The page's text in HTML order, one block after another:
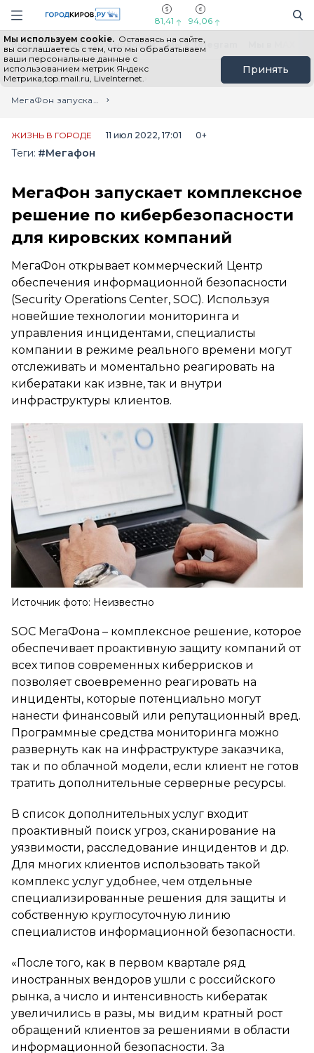
Навигация сайта
81,41 94,06
Мы используем cookie. Оставаясь на сайте,
вы соглашаетесь с тем, что мы обрабатываем
ваши персональные данные с
использованием метрик Яндекс
Метрика,top.mail.ru, LiveInternet.
Принять
Выборы - 2026 Все новости Мы в Telegram
Главная
Лента новостей
МегаФон запускает комплексное решение по кибербезопасности для кировских компаний
ЖИЗНЬ В ГОРОДЕ 11 июл 2022, 17:01 0+
Теги: #Мегафон
МегаФон запускает комплексное
решение по кибербезопасности
для кировских компаний
МегаФон открывает коммерческий Центр
обеспечения информационной безопасности
(Security Operations Center, SOC). Используя
новейшие технологии мониторинга и
управления инцидентами, специалисты
компании в режиме реального времени могут
отслеживать и моментально реагировать на
кибератаки как извне, так и внутри
инфраструктуры клиентов.
Источник фото: Неизвестно
SOC МегаФона – комплексное решение, которое
обеспечивает проактивную защиту компаний от
всех типов современных киберрисков и
позволяет своевременно реагировать на
инциденты, которые потенциально могут
нанести финансовый или репутационный вред.
Программные средства мониторинга можно
развернуть как на инфраструктуре заказчика,
так и по облачной модели, если клиент не готов
тратить дополнительные серверные ресурсы.
В список дополнительных услуг входит
проактивный поиск угроз, сканирование на
уязвимости, расследование инцидентов и др.
Для многих клиентов использовать такой
комплекс услуг удобнее, чем отдельные
специализированные решения для защиты и
собственную круглосуточную линию
специалистов информационной безопасности.
«После того, как в первом квартале ряд
иностранных вендоров ушли с российского
рынка, а число и интенсивность кибератак
увеличились в разы, мы видим кратный рост
обращений клиентов за решениями в области
информационной безопасности. За